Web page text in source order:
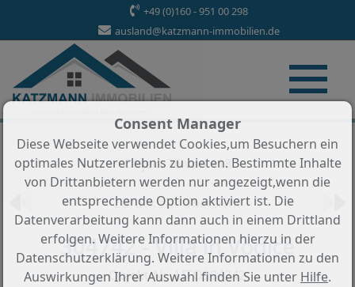
+49 (0)160 - 951 00 298
ausland@katzmann-immobilien.de
Objekt 76 von 118
Zurück zur Übersicht
304742 - Villa in Vodice
Objekt-Nr.: LITO304742
Consent Manager
Diese Webseite verwendet Cookies,um Besuchern ein
optimales Nutzererlebnis zu bieten. Bestimmte Inhalte
von Drittanbietern werden nur angezeigt,wenn die
entsprechende Option aktiviert ist. Die
Datenverarbeitung kann dann auch in einem Drittland
erfolgen. Weitere Informationen hierzu in der
Datenschutzerklärung. Weitere Informationen zu den
Auswirkungen Ihrer Auswahl finden Sie unter Hilfe.